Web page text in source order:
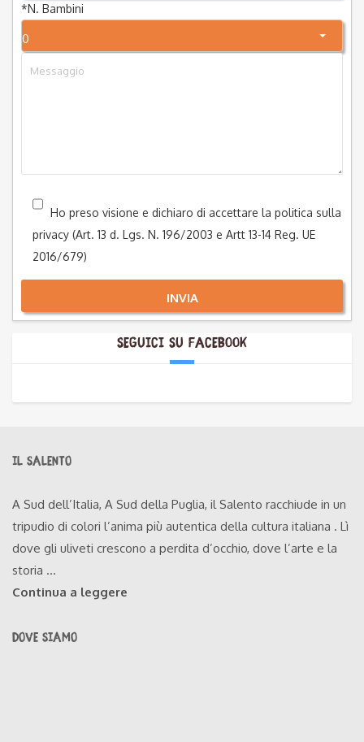
*N. Bambini
0
Ho preso visione e dichiaro di accettare la politica sulla
privacy (Art. 13 d. Lgs. N. 196/2003 e Artt 13-14 Reg. UE
2016/679)
INVIA
Alternative:
Seguici su Facebook
IL SALENTO
A Sud dell’Italia, A Sud della Puglia, il Salento racchiude in un
tripudio di colori l’anima più autentica della cultura italiana . Lì
dove gli uliveti crescono a perdita d’occhio, dove l’arte e la
storia ...
Continua a leggere
DOVE SIAMO